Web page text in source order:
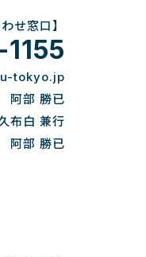
せ窓口】
tokyo.jp
阿部 勝已
布白 兼行
阿部 勝已